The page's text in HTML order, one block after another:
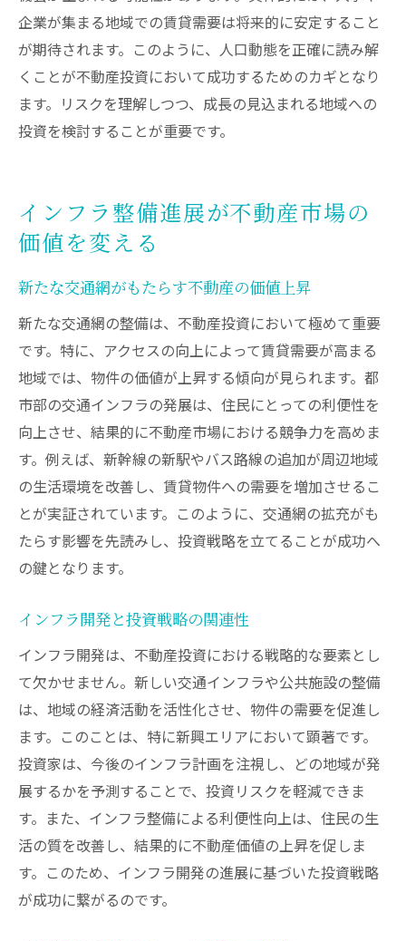
企業が集まる地域での賃貸需要は将来的に安定すること
が期待されます。このように、人口動態を正確に読み解
くことが不動産投資において成功するためのカギとなり
ます。リスクを理解しつつ、成長の見込まれる地域への
投資を検討することが重要です。
インフラ整備進展が不動産市場の
価値を変える
新たな交通網がもたらす不動産の価値上昇
新たな交通網の整備は、不動産投資において極めて重要
です。特に、アクセスの向上によって賃貸需要が高まる
地域では、物件の価値が上昇する傾向が見られます。都
市部の交通インフラの発展は、住民にとっての利便性を
向上させ、結果的に不動産市場における競争力を高めま
す。例えば、新幹線の新駅やバス路線の追加が周辺地域
の生活環境を改善し、賃貸物件への需要を増加させるこ
とが実証されています。このように、交通網の拡充がも
たらす影響を先読みし、投資戦略を立てることが成功へ
の鍵となります。
インフラ開発と投資戦略の関連性
インフラ開発は、不動産投資における戦略的な要素とし
て欠かせません。新しい交通インフラや公共施設の整備
は、地域の経済活動を活性化させ、物件の需要を促進し
ます。このことは、特に新興エリアにおいて顕著です。
投資家は、今後のインフラ計画を注視し、どの地域が発
展するかを予測することで、投資リスクを軽減できま
す。また、インフラ整備による利便性向上は、住民の生
活の質を改善し、結果的に不動産価値の上昇を促しま
す。このため、インフラ開発の進展に基づいた投資戦略
が成功に繋がるのです。